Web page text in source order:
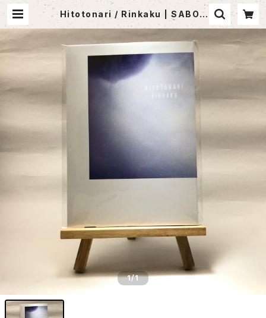
Hitotonari / Rinkaku | SABOT
EN MUSIC (セレクトCDショップ)
1/1